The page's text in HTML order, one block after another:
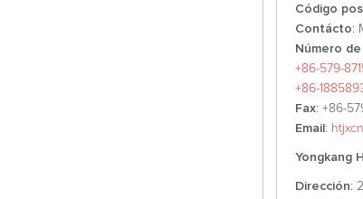
Código
Contácto:
Número
+86-579-
+86-
Fax: +86-
Email :
Yongkang
Dirección: